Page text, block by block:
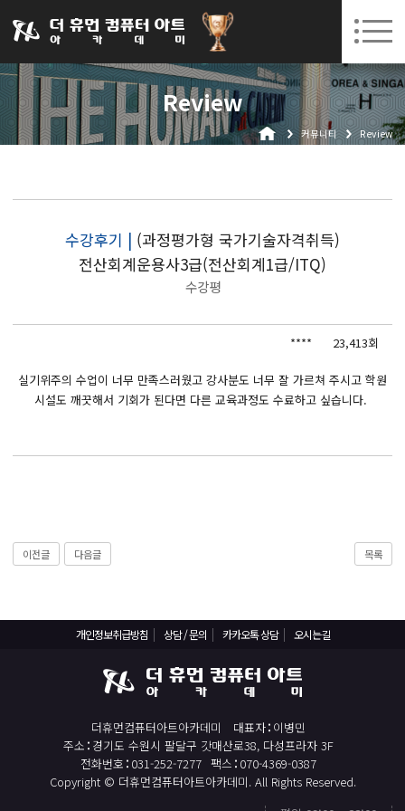
031-252-7277 수원캠퍼스 개강 08. 12.(수)
로그인 회원가입 고객센터
Review
커뮤니티 Review
수강후기 | (과정평가형 국가기술자격취득)
전산회계운용사3급(전산회계1급/ITQ)
수강평
**** 23,413회
실기위주의 수업이 너무 만족스러웠고 강사분도 너무 잘 가르쳐 주시고 학원
시설도 깨끗해서 기회가 된다면 다른 교육과정도 수료하고 싶습니다.
이전글 다음글 목록
개인정보취급방침 상담 / 문의 카카오톡 상담 오시는길
더휴먼컴퓨터아트아카데미 대표자 이병민
주소 경기도 수원시 팔달구 갓매산로38, 다성프라자 3F
전화번호 031-252-7277 팩스 070-4369-0387
Copyright © 더휴먼컴퓨터아트아카데미. All Rights Reserved.
아카데미소개
인사말
오시는길
국비지원 무료교육
BIM 건축설계 및 실내건축설계(캐드(CAD),맥스(MAX),레빗(REVIT))실무자 양성과정
React, Veu 프레임워크 기반 프론트엔드 개발 양성 지원
전산세무회계 자격취득과정[전산회계1급/전산세무2급/FAT1급/TAT2급]
직업상담사 2급 (필기+실기) 자격증 취득과정
일러스트 자격증 취득과정(GTQi 1급)
전산회계 1급 / FAT 1급 자격증 취득과정
전산세무 2급 / TAT 2급 자격증 취득과정